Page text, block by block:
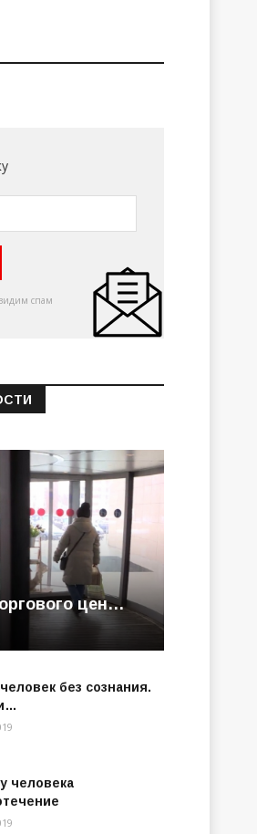
спам
цен…
без сознания.
человека